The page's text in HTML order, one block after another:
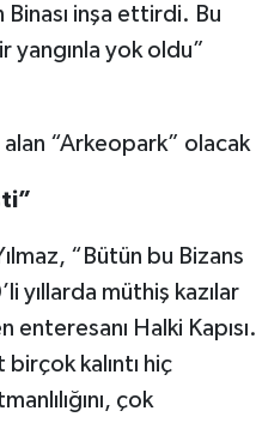
inşa ettirdi. Bu
yangınla yok oldu”
“Bütün bu Bizans
yıllarda müthiş kazılar
enteresanı Halki Kapısı.
birçok kalıntı hiç
çok